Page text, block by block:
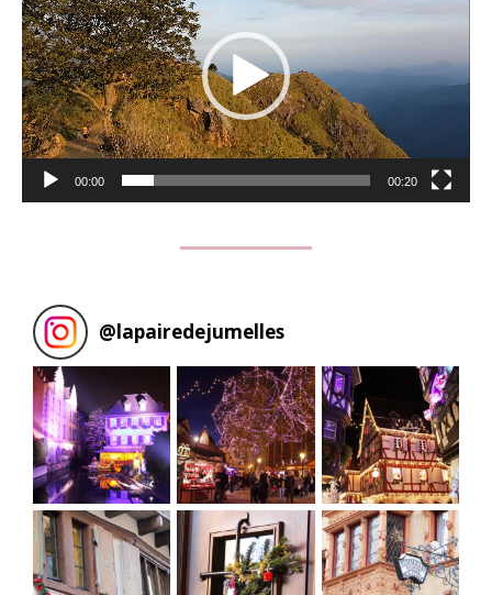
00:00 00:20
@lapairedejumelles